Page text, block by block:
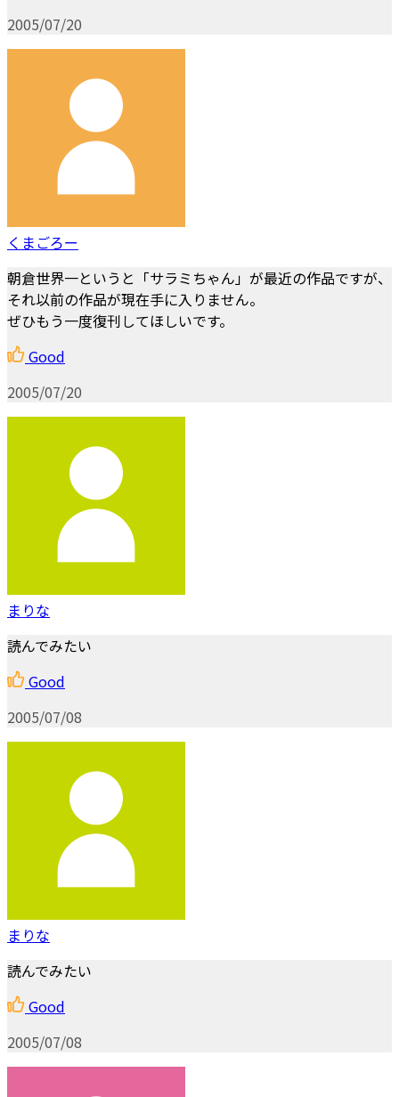
2005/07/20
くまごろー
朝倉世界一というと「サラミちゃん」が最近の作品ですが、
それ以前の作品が現在手に入りません。
ぜひもう一度復刊してほしいです。
Good
2005/07/20
まりな
読んでみたい
Good
2005/07/08
まりな
読んでみたい
Good
2005/07/08